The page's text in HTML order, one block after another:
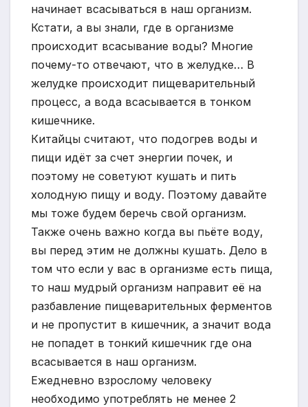
начинает всасываться в наш организм.
Кстати, а вы знали, где в организме
происходит всасывание воды? Многие
почему-то отвечают, что в желудке… В
желудке происходит пищеварительный
процесс, а вода всасывается в тонком
кишечнике.
Китайцы считают, что подогрев воды и
пищи идёт за счет энергии почек, и
поэтому не советуют кушать и пить
холодную пищу и воду. Поэтому давайте
мы тоже будем беречь свой организм.
Также очень важно когда вы пьёте воду,
вы перед этим не должны кушать. Дело в
том что если у вас в организме есть пища,
то наш мудрый организм направит её на
разбавление пищеварительных ферментов
и не пропустит в кишечник, а значит вода
не попадет в тонкий кишечник где она
всасывается в наш организм.
Ежедневно взрослому человеку
необходимо употреблять не менее 2